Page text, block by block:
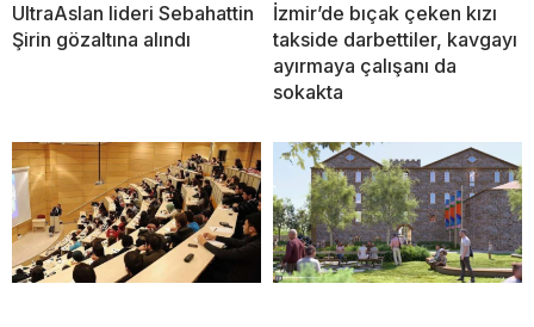
UltraAslan lideri Sebahattin
Şirin gözaltına alındı
İzmir’de bıçak çeken kızı
takside darbettiler, kavgayı
ayırmaya çalışanı da
sokakta